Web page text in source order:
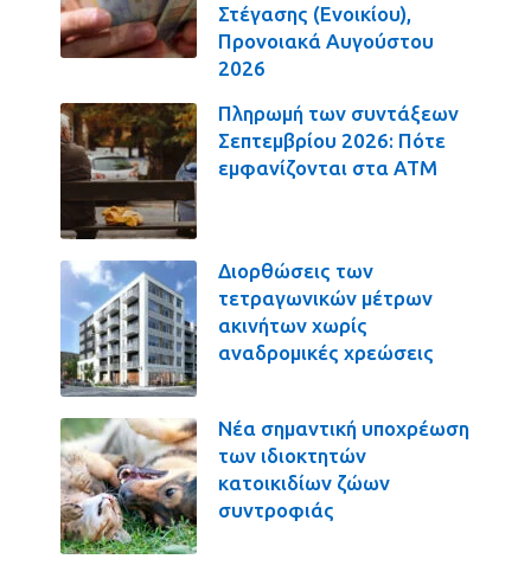
Στέγασης (Ενοικίου),
Προνοιακά Αυγούστου
2026
Πληρωμή των συντάξεων
Σεπτεμβρίου 2026: Πότε
εμφανίζονται στα ΑΤΜ
Διορθώσεις των
τετραγωνικών μέτρων
ακινήτων χωρίς
αναδρομικές χρεώσεις
Νέα σημαντική υποχρέωση
των ιδιοκτητών
κατοικιδίων ζώων
συντροφιάς